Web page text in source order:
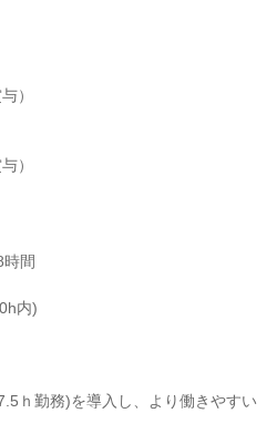
）
）
間
内)
ｈ勤務)を導入し、より働きやすい